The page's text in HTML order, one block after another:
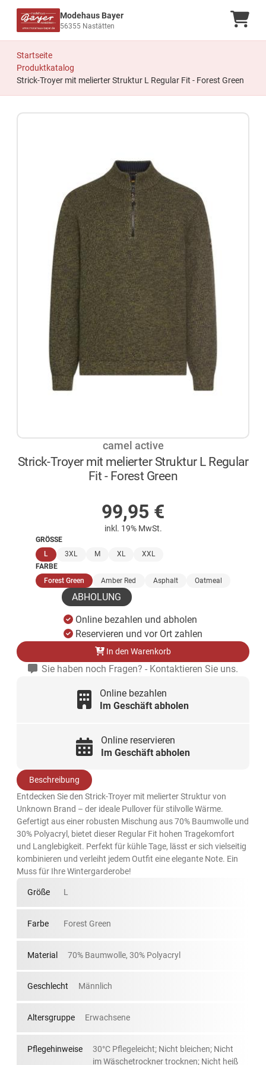
Modehaus Bayer
56355 Nastätten
Startseite
Produktkatalog
Strick-Troyer mit melierter Struktur L Regular Fit - Forest Green
camel active
Strick-Troyer mit melierter Struktur L Regular
Fit - Forest Green
99,95 €
inkl. 19% MwSt.
GRÖSSE
L (ausgewählt)
3XL M XL
XXL
FARBE
Forest Green (ausgewählt)
Amber Red Asphalt Oatmeal
ABHOLUNG
Online bezahlen und abholen
Reservieren und vor Ort zahlen
In den Warenkorb
Sie haben noch Fragen? - Kontaktieren Sie uns.
Online bezahlen
Im Geschäft abholen
Online reservieren
Im Geschäft abholen
Beschreibung
Entdecken Sie den Strick-Troyer mit melierter Struktur von
Unknown Brand – der ideale Pullover für stilvolle Wärme.
Gefertigt aus einer robusten Mischung aus 70% Baumwolle und
30% Polyacryl, bietet dieser Regular Fit hohen Tragekomfort
und Langlebigkeit. Perfekt für kühle Tage, lässt er sich vielseitig
kombinieren und verleiht jedem Outfit eine elegante Note. Ein
Muss für Ihre Wintergarderobe!
Größe L
Farbe Forest Green
Material 70% Baumwolle, 30% Polyacryl
Geschlecht Männlich
Altersgruppe Erwachsene
Pflegehinweise
30°C Pflegeleicht; Nicht bleichen; Nicht
im Wäschetrockner trocknen; Nicht heiß